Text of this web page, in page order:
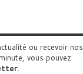
ou recevoir nos
vous pouvez
.